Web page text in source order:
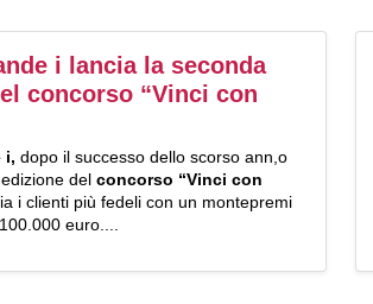
i lancia la seconda
concorso “Vinci con
i, dopo il successo dello scorso ann,o
del concorso “Vinci con
i clienti più fedeli con un montepremi
euro....